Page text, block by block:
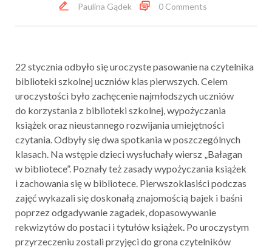
Paulina Gądek
0 Comments
22 stycznia odbyło się uroczyste pasowanie na czytelnika
biblioteki szkolnej uczniów klas pierwszych. Celem
uroczystości było zachęcenie najmłodszych uczniów
do korzystania z biblioteki szkolnej, wypożyczania
książek oraz nieustannego rozwijania umiejętności
czytania. Odbyły się dwa spotkania w poszczególnych
klasach. Na wstępie dzieci wysłuchały wiersz „Bałagan
w bibliotece”. Poznały też zasady wypożyczania książek
i zachowania się w bibliotece. Pierwszoklasiści podczas
zajęć wykazali się doskonałą znajomością bajek i baśni
poprzez odgadywanie zagadek, dopasowywanie
rekwizytów do postaci i tytułów książek. Po uroczystym
przyrzeczeniu zostali przyjęci do grona czytelników